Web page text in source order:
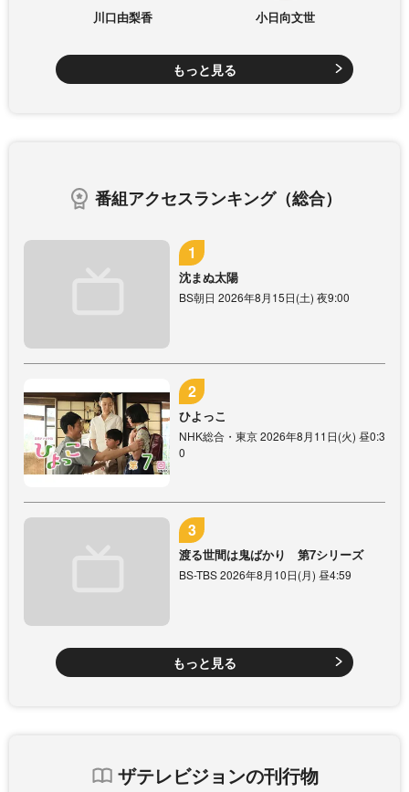
川口由梨香 小日向文世
もっと見る
番組アクセスランキング（総合）
沈まぬ太陽
BS朝日 2026年8月15日(土) 夜9:00
ひよっこ
NHK総合・東京 2026年8月11日(火) 昼0:3
0
渡る世間は鬼ばかり 第7シリーズ
BS-TBS 2026年8月10日(月) 昼4:59
もっと見る
ザテレビジョンの刊行物